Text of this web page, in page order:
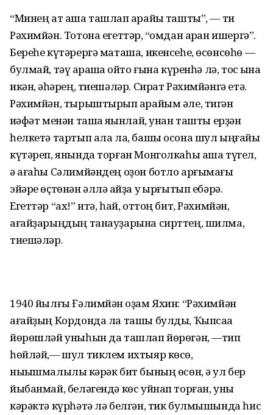
“Минең ат аша ташлап ҡарайыҡ ташты”, — ти
Рәхимйән. Тотона егеттәр, “ҡомдан арҡан ишергә”.
Береһе күтәрергә маташа, икенсеһе, өсөнсөһө —
булмай, тәү ҡарашҡа ҡойто ғына күренһә лә, тос ҡына
икән, ҡәһәрең, тиешәләр. Сират Рәхимйәнгә етә.
Рәхимйән, тырыштырып ҡарайым әле, тигән
ҡиәфәт менән ташҡа яҡынлай, унан ташты ерҙән
һелкетә тартып ала ла, башы осона шул ыңғайы
күтәреп, янында торған Монголкаһы аша түгел,
ә ағаһы Сәлимйәндең оҙон ботло арғымағы
эйәре өҫтөнән әллә ҡайҙа уҡ ырғытып ебәрә.
Егеттәр “ах!” итә, һай, оттоң бит, Рәхимйән,
ағайҙарыңдың танауҙарына сирттең, шилма,
тиешәләр.
1940 йылғы Ғәлимйән ҡоҙам Яхин: “Рәхимйән
ағайҙың Кордонда ла ташы булды, Ҡыпсаҡҡа
йөрөшләй уныһын да ташлап йөрөгән, —тип
һөйләй,— шул тиклем ихтыяр көсө,
ныҡышмалылыҡ кәрәк бит бының өсөн, ә ул бер
йыбанмай, беләгендә көс уйнап торған, уны
кәрәктә күрһәтә лә белгән, тик булмышында һис